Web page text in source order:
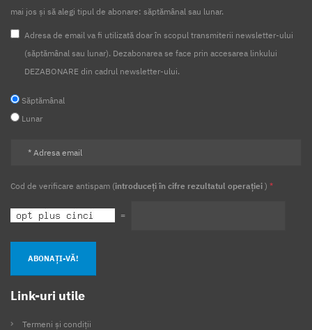
mai jos și să alegi tipul de abonare: săptămânal sau lunar.
Adresa de email va fi utilizată doar în scopul transmiterii newsletter-ului
(săptămânal sau lunar). Dezabonarea se face prin accesarea linkului
DEZABONARE din cadrul newsletter-ului.
Săptămânal
Lunar
Cod de verificare antispam (introduceți în cifre rezultatul operației ) *
=
ABONAȚI-VĂ!
Link-uri utile
Termeni și condiții